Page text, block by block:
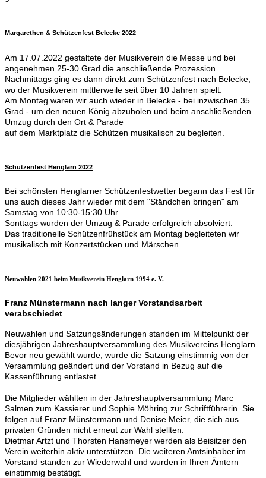
Margarethen & Schützenfest Belecke 2022
Am 17.07.2022 gestaltete der Musikverein die Messe und bei
angenehmen 25-30 Grad die anschließende Prozession.
Nachmittags ging es dann direkt zum Schützenfest nach Belecke,
wo der Musikverein mittlerweile seit über 10 Jahren spielt.
Am Montag waren wir auch wieder in Belecke - bei inzwischen 35
Grad - um den neuen König abzuholen und beim anschließenden
Umzug durch den Ort & Parade
auf dem Marktplatz die Schützen musikalisch zu begleiten.
Schützenfest Henglarn 2022
Bei schönsten Henglarner Schützenfestwetter begann das Fest für
uns auch dieses Jahr wieder mit dem "Ständchen bringen" am
Samstag von 10:30-15:30 Uhr.
Sonttags wurden der Umzug & Parade erfolgreich absolviert.
Das traditionelle Schützenfrühstück am Montag begleiteten wir
musikalisch mit Konzertstücken und Märschen.
Neuwahlen 2021 beim Musikverein Henglarn 1994 e. V.
Franz Münstermann nach langer Vorstandsarbeit
verabschiedet
Neuwahlen und Satzungsänderungen standen im Mittelpunkt der
diesjährigen Jahreshauptversammlung des Musikvereins Henglarn.
Bevor neu gewählt wurde, wurde die Satzung einstimmig von der
Versammlung geändert und der Vorstand in Bezug auf die
Kassenführung entlastet.
Die Mitglieder wählten in der Jahreshauptversammlung Marc
Salmen zum Kassierer und Sophie Möhring zur Schriftführerin. Sie
folgen auf Franz Münstermann und Denise Meier, die sich aus
privaten Gründen nicht erneut zur Wahl stellten.
DietmarArtzt und Thorsten Hansmeyer werden als Beisitzer den
Verein weiterhin aktiv unterstützen. Die weiteren Amtsinhaber im
Vorstand standen zur Wiederwahl und wurden in Ihren Ämtern
einstimmig bestätigt.